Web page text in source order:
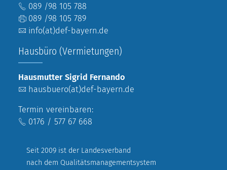
089 /98 105 788
089 /98 105 789
info(at)def-bayern.de
Hausbüro (Vermietungen)
Hausmutter Sigrid Fernando
hausbuero(at)def-bayern.de
Termin vereinbaren:
0176 / 577 67 668
Seit 2009 ist der Landesverband
nach dem Qualitätsmanagementsystem